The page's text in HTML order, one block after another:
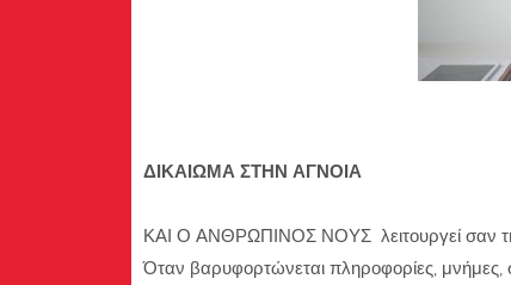
ΔΙΚΑΙΩΜΑ ΣΤΗΝ ΑΓΝΟΙΑ
ΚΑΙ Ο ΑΝΘΡΩΠΙΝΟΣ ΝΟΥΣ λειτουργεί σαν
Όταν βαρυφορτώνεται πληροφορίες, μνήμες,